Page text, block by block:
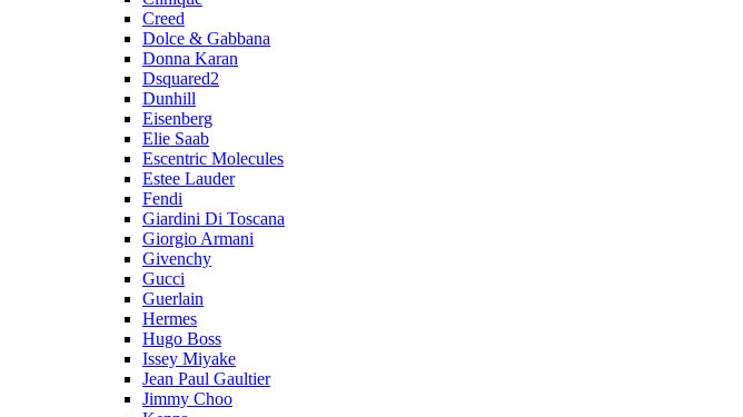
Creed
Dolce & Gabbana
Donna Karan
Dsquared2
Dunhill
Eisenberg
Elie Saab
Escentric Molecules
Estee Lauder
Fendi
Giardini Di Toscana
Giorgio Armani
Givenchy
Gucci
Guerlain
Hermes
Hugo Boss
Issey Miyake
Jean Paul Gaultier
Jimmy Choo